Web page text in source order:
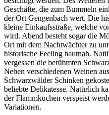
Geschäfte, die zum Bummeln
der Ort Gengenbach wert. Die
kleine Einkaufsstraße, welche
wird. Abend besteht sogar die
Ort mit dem Nachtwächter zu
historische Feeling hautnah.
vergessen die berühmten
Neben verschiedenen Weinen
Schwarzwälder Schinken
beliebte Delikatesse. Natürlich
der Flammkuchen verspeist
Variationen.